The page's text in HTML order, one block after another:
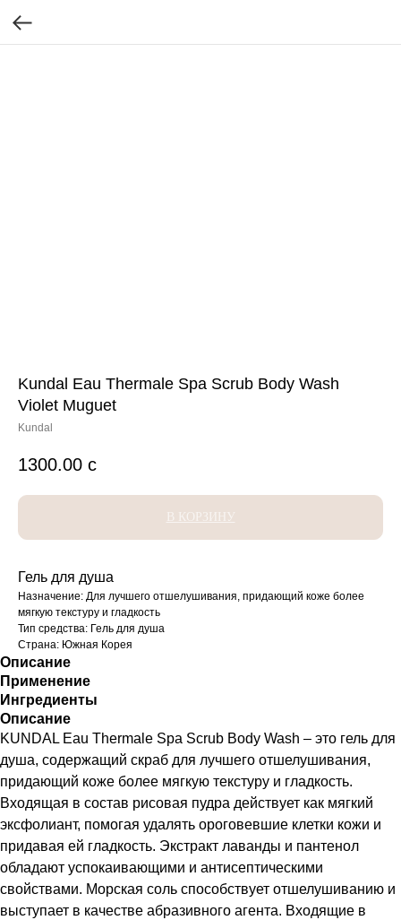
Kundal Eau Thermale Spa Scrub Body Wash
Violet Muguet
Kundal
1300.00 с
В КОРЗИНУ
Гель для душа
Назначение: Для лучшего отшелушивания, придающий коже более
мягкую текстуру и гладкость
Тип средства: Гель для душа
Страна: Южная Корея
Описание
Применение
Ингредиенты
Описание
KUNDAL Eau Thermale Spa Scrub Body Wash – это гель для
душа, содержащий скраб для лучшего отшелушивания,
придающий коже более мягкую текстуру и гладкость.
Входящая в состав рисовая пудра действует как мягкий
эксфолиант, помогая удалять ороговевшие клетки кожи и
придавая ей гладкость. Экстракт лаванды и пантенол
обладают успокаивающими и антисептическими
свойствами. Морская соль способствует отшелушиванию и
выступает в качестве абразивного агента. Входящие в